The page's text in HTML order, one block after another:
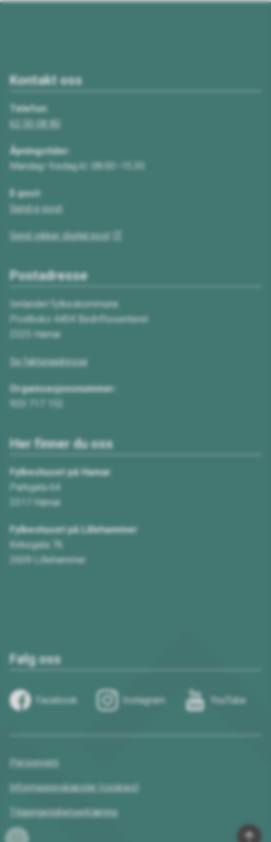
Kontakt oss
Telefon:
62 00 08 80
Åpningstider:
Mandag–fredag kl. 08.00–15.30
E-post:
Send e-post
Send sikker digital post
Postadresse
Innlandet fylkeskommune
Postboks 4404 Bedriftssenteret
2325 Hamar
Se fakturaadresse
Organisasjonsnummer:
920 717 152
Her finner du oss
Fylkeshuset på Hamar
Parkgata 64
2317 Hamar
Fylkeshuset på Lillehammer
Kirkegata 76
2609 Lillehammer
Følg oss
Facebook Instagram YouTube
Personvern
Informasjonskapsler (cookies)
Tilgjengelighetserklæring